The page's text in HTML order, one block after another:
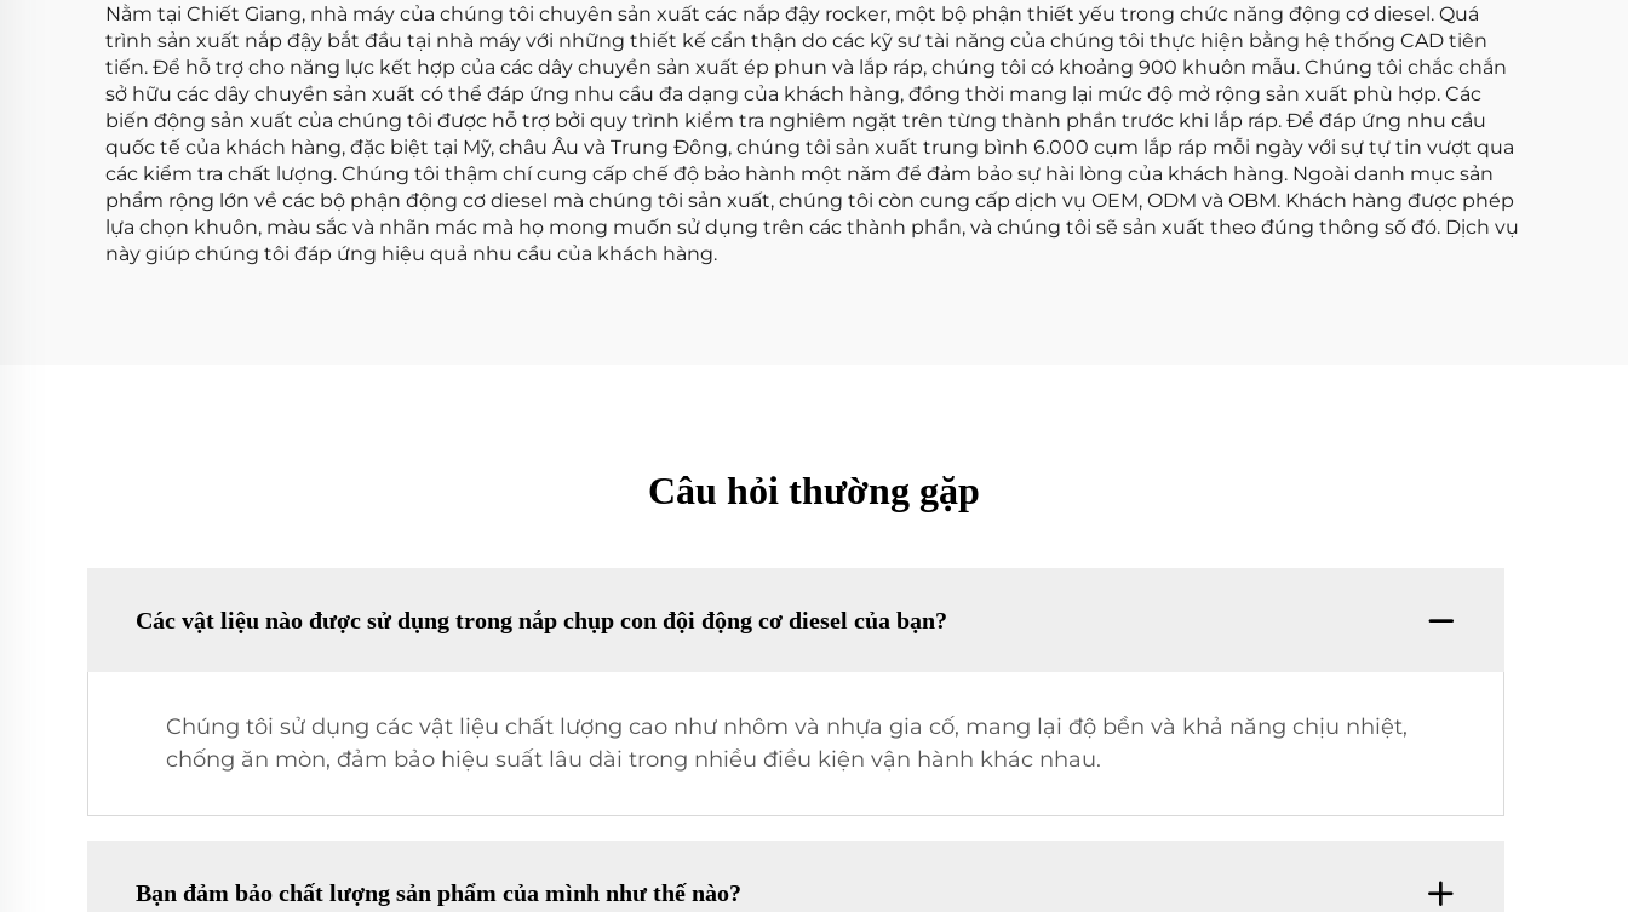
Nằm tại Chiết Giang, nhà máy của chúng tôi chuyên sản xuất các nắp đậy rocker, một bộ phận thiết yếu trong chức năng động cơ diesel. Quá
trình sản xuất nắp đậy bắt đầu tại nhà máy với những thiết kế cẩn thận do các kỹ sư tài năng của chúng tôi thực hiện bằng hệ thống CAD tiên
tiến. Để hỗ trợ cho năng lực kết hợp của các dây chuyền sản xuất ép phun và lắp ráp, chúng tôi có khoảng 900 khuôn mẫu. Chúng tôi chắc chắn
sở hữu các dây chuyền sản xuất có thể đáp ứng nhu cầu đa dạng của khách hàng, đồng thời mang lại mức độ mở rộng sản xuất phù hợp. Các
biến động sản xuất của chúng tôi được hỗ trợ bởi quy trình kiểm tra nghiêm ngặt trên từng thành phần trước khi lắp ráp. Để đáp ứng nhu cầu
quốc tế của khách hàng, đặc biệt tại Mỹ, châu Âu và Trung Đông, chúng tôi sản xuất trung bình 6.000 cụm lắp ráp mỗi ngày với sự tự tin vượt qua
các kiểm tra chất lượng. Chúng tôi thậm chí cung cấp chế độ bảo hành một năm để đảm bảo sự hài lòng của khách hàng. Ngoài danh mục sản
phẩm rộng lớn về các bộ phận động cơ diesel mà chúng tôi sản xuất, chúng tôi còn cung cấp dịch vụ OEM, ODM và OBM. Khách hàng được phép
lựa chọn khuôn, màu sắc và nhãn mác mà họ mong muốn sử dụng trên các thành phần, và chúng tôi sẽ sản xuất theo đúng thông số đó. Dịch vụ
này giúp chúng tôi đáp ứng hiệu quả nhu cầu của khách hàng.
Câu hỏi thường gặp
Các vật liệu nào được sử dụng trong nắp chụp con đội động cơ diesel của bạn?
Chúng tôi sử dụng các vật liệu chất lượng cao như nhôm và nhựa gia cố, mang lại độ bền và khả năng chịu nhiệt,
chống ăn mòn, đảm bảo hiệu suất lâu dài trong nhiều điều kiện vận hành khác nhau.
Bạn đảm bảo chất lượng sản phẩm của mình như thế nào?